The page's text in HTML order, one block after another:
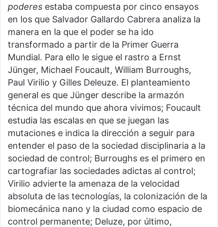
poderes estaba compuesta por cinco ensayos
en los que Salvador Gallardo Cabrera analiza la
manera en la que el poder se ha ido
transformado a partir de la Primer Guerra
Mundial. Para ello le sigue el rastro a Ernst
Jünger, Michael Foucault, William Burroughs,
Paul Virilio y Gilles Deleuze. El planteamiento
general es que Jünger describe la armazón
técnica del mundo que ahora vivimos; Foucault
estudia las escalas en que se juegan las
mutaciones e indica la dirección a seguir para
entender el paso de la sociedad disciplinaria a la
sociedad de control; Burroughs es el primero en
cartografiar las sociedades adictas al control;
Virilio advierte la amenaza de la velocidad
absoluta de las tecnologías, la colonización de la
biomecánica nano y la ciudad como espacio de
control permanente; Deluze, por último,